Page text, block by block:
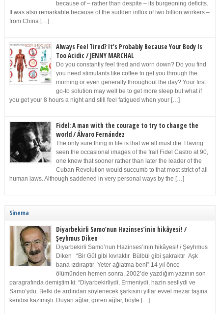
because of – rather than despite – its burgeoning deficits.
It was also remarkable because of the sudden influx of two billion workers –
from China […]
Always Feel Tired? It’s Probably Because Your Body Is
Too Acidic / JENNY MARCHAL
Do you constantly feel tired and worn down? Do you find
you need stimulants like coffee to get you through the
morning or even generally throughout the day? Your first
go-to solution may well be to get more sleep but what if
you get your 8 hours a night and still feel fatigued when your […]
Fidel: A man with the courage to try to change the
world / Álvaro Fernández
The only sure thing in life is that we all must die. Having
seen the occasional images of the frail Fidel Castro at 90,
one knew that sooner rather than later the leader of the
Cuban Revolution would succumb to that most strict of all
human laws. Although saddened in very personal ways by the […]
Sinema
Diyarbekirli Samo’nun Hazinses’inin hikâyesi! /
Şeyhmus Diken
Diyarbekirli Samo’nun Hazinses’inin hikâyesi! / Şeyhmus
Diken “Bir Gül gibi kıvraktır Bülbül gibi şakraktır Aşk
bana ızdıraptır Yeter ağlatma beni” 14 yıl önce
ölümünden hemen sonra, 2002’de yazdığım yazının son
paragrafında demiştim ki: “Diyarbekirliydi, Ermeniydi, hazin sesliydi ve
Samo’ydu. Belki de ardından söylenecek şarkısını yıllar evvel mezar taşına
kendisi kazımıştı. Duyan ağlar, gören ağlar, böyle […]